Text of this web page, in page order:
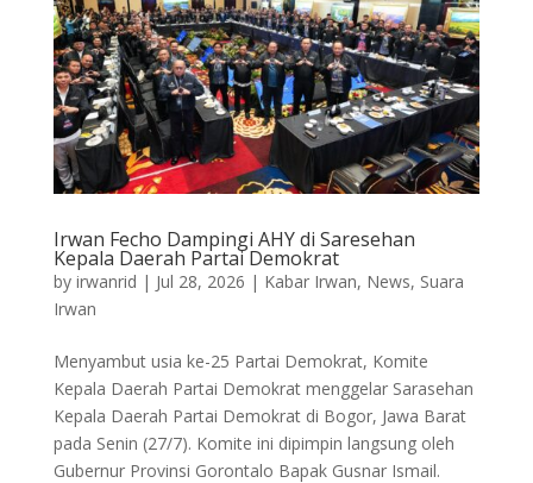
Irwan Fecho Dampingi AHY di Saresehan
Kepala Daerah Partai Demokrat
by irwanrid | Jul 28, 2026 | Kabar Irwan, News, Suara
Irwan
Menyambut usia ke-25 Partai Demokrat, Komite
Kepala Daerah Partai Demokrat menggelar Sarasehan
Kepala Daerah Partai Demokrat di Bogor, Jawa Barat
pada Senin (27/7). Komite ini dipimpin langsung oleh
Gubernur Provinsi Gorontalo Bapak Gusnar Ismail.